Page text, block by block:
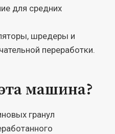
для средних
шредеры и
переработки.
машина?
гранул